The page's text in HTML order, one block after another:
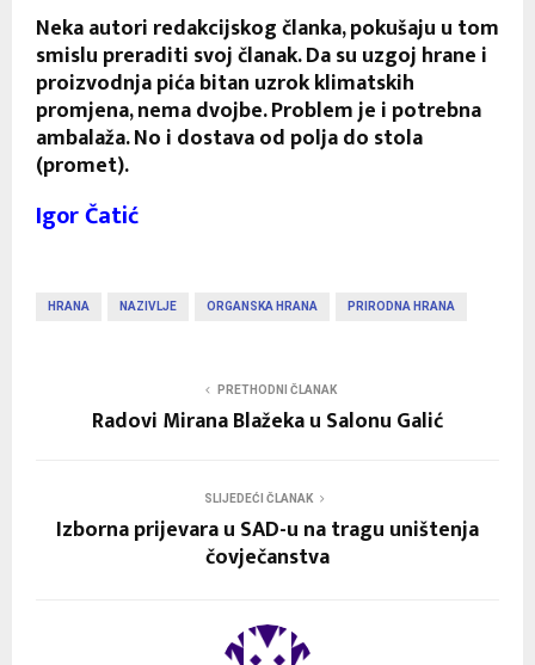
Neka autori redakcijskog članka, pokušaju u tom
smislu preraditi svoj članak. Da su uzgoj hrane i
proizvodnja pića bitan uzrok klimatskih
promjena, nema dvojbe. Problem je i potrebna
ambalaža. No i dostava od polja do stola
(promet).
Igor Čatić
HRANA NAZIVLJE ORGANSKA HRANA PRIRODNA HRANA
PRETHODNI ČLANAK
Radovi Mirana Blažeka u Salonu Galić
SLIJEDEĆI ČLANAK
Izborna prijevara u SAD-u na tragu uništenja
čovječanstva